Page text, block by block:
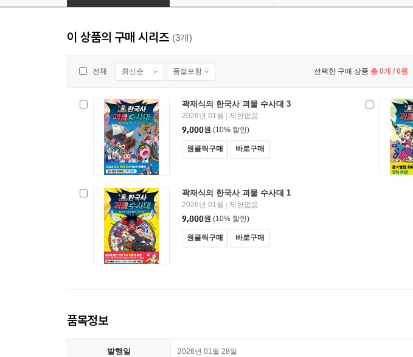
이 상품의 구매 시리즈 (3개)
전체 최신순 품절포함 선택한 구매 상품 총 0개 / 0원
곽재식의 한국사 괴물 수사대 3
2026년 01월
제한없음
9,000원 (10% 할인)
원클릭구매 바로구매
곽재식의 한국사 괴물 수사대 1
2026년 01월
제한없음
9,000원 (10% 할인)
원클릭구매 바로구매
품목정보
발행일 2026년 01월 28일